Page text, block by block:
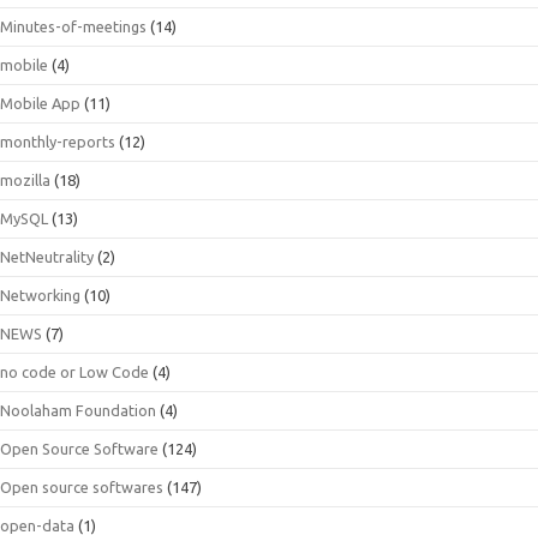
Minutes-of-meetings (14)
mobile (4)
Mobile App (11)
monthly-reports (12)
mozilla (18)
MySQL (13)
NetNeutrality (2)
Networking (10)
NEWS (7)
no code or Low Code (4)
Noolaham Foundation (4)
Open Source Software (124)
Open source softwares (147)
open-data (1)